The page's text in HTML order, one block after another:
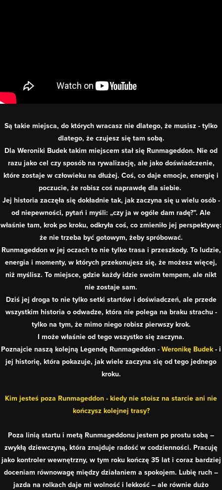
Są takie miejsca, do których wracasz nie dlatego, że musisz - tylko
dlatego, że czujesz się tam sobą.
Dla Weroniki Budek takim miejscem stał się Runmageddon. Nie od
razu jako cel czy sposób na rywalizację, ale jako doświadczenie,
które zostaje w człowieku na dłużej. Coś, co daje emocje, energię i
poczucie, że robisz coś naprawdę dla siebie.
Jej historia zaczęła się dokładnie tak, jak zaczyna się u wielu osób -
od niepewności, pytań i myśli: „czy ja w ogóle dam radę?”. Ale
właśnie tam, krok po kroku, odkryła coś, co zmieniło jej perspektywę:
że nie trzeba być gotowym, żeby spróbować.
Runmageddon w jej oczach to nie tylko trasa i przeszkody. To ludzie,
energia i momenty, w których przekonujesz się, że możesz więcej,
niż myślisz. To miejsce, gdzie każdy idzie swoim tempem, ale nikt
nie zostaje sam.
Dziś jej droga to nie tylko setki startów i doświadczeń, ale przede
wszystkim historia o odwadze, która nie polega na braku strachu -
tylko na tym, że mimo niego robisz pierwszy krok.
I może właśnie od tego wszystko się zaczyna.
Poznajcie naszą kolejną Legendę Runmageddon - Weronikę Budek- i
jej historię, która pokazuje, jak wiele zaczyna się od tego jednego
kroku.
Kim jesteś poza Runmageddon - kiedy nie stoisz na starcie ani nie
kończysz kolejnej trasy?
Poza linią startu i metą Runmageddonu jestem po prostu sobą –
zwykłą dziewczyną, która znajduje radość w codzienności. Pracuję
jako kontroler wewnętrzny, w tym roku kończę 35 lat i coraz bardziej
doceniam równowagę między działaniem a spokojem. Lubię ruch –
jazda na rolkach daje mi wolność i lekkość – ale równie dużo